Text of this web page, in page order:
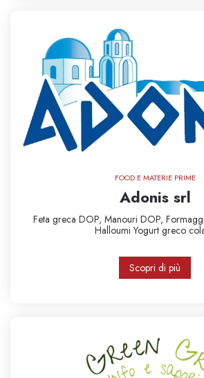
FOOD E MATERIE PRIME
Adonis srl
Feta greca DOP, Manouri DOP,
HalloumiYogurt greco
Scopri di più